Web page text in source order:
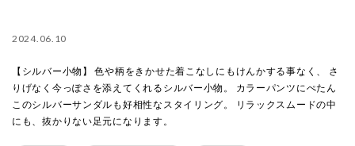
2024.06.10
【シルバー小物】 色や柄をきかせた着こなしにもけんかする事なく、 さ
りげなく今っぽさを添えてくれるシルバー小物。 カラーパンツにぺたん
このシルバーサンダルも好相性なスタイリング。 リラックスムードの中
にも、抜かりない足元になります。